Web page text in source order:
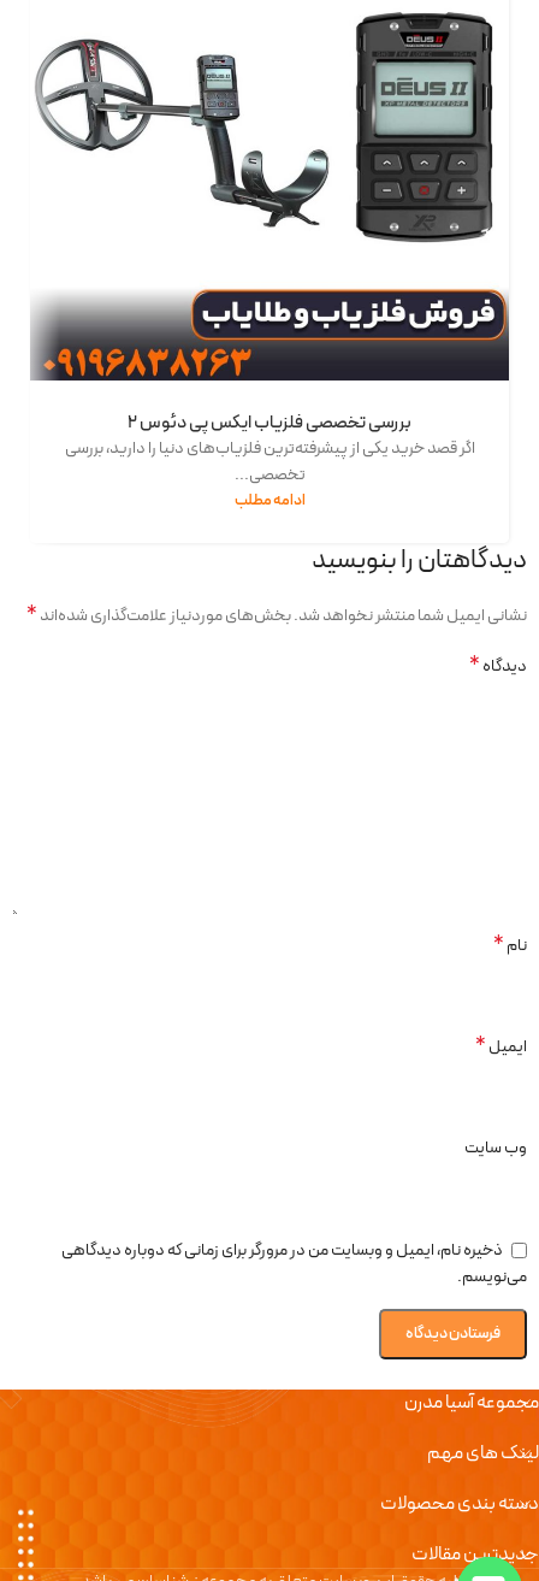
بررسی تخصصی فلزیاب ایکس پی دئوس 2
اگر قصد خرید یکی از پیشرفته‌ترین فلزیاب‌های دنیا را دارید، بررسی
تخصصی...
ادامه مطلب
دیدگاهتان را بنویسید
نشانی ایمیل شما منتشر نخواهد شد.بخش‌های موردنیاز علامت‌گذاری شده‌اند*
دیدگاه*
نام*
ایمیل*
وب‌ سایت
ذخیره نام، ایمیل و وبسایت من در مرورگر برای زمانی که دوباره دیدگاهی
می‌نویسم.
مجموعه آسیا مدرن
لینک های مهم
دسته بندی محصولات
جدیدترین مقالات